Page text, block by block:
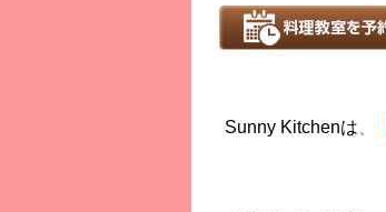
Sunny Kitchenは